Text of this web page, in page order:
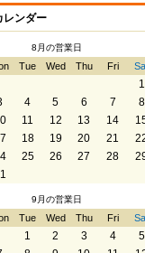
レンダー
8月の営業日
Tue Wed Thu Fri
1
4 5 6 7
8
11 12 13 14
18 19 20 21
25 26 27 28
9月の営業日
Tue Wed Thu Fri
1 2 3 4
5